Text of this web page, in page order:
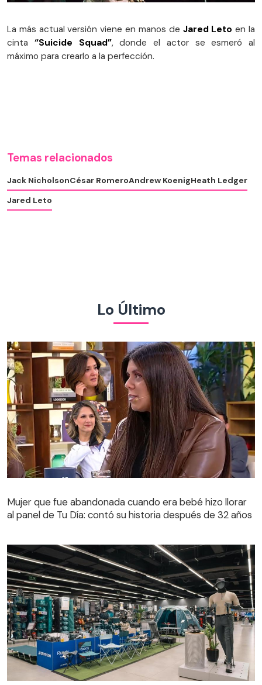
La más actual versión viene en manos de Jared Letoen la
cinta “Suicide Squad”, donde el actor se esmeró al
máximo para crearlo a la perfección.
Temas relacionados
Jack NicholsonCésar RomeroAndrew KoenigHeath Ledger
Jared Leto
Lo Último
al panel de Tu Día: contó su historia después de 32 años
Mujer que fue abandonada cuando era bebé hizo llorar
al panel de Tu Día: contó su historia después de 32 años